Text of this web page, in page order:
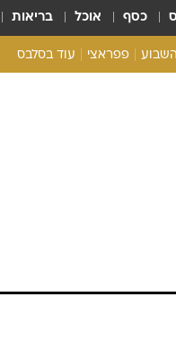
כסף אוכל בריאות
פפראצי עוד בסלבס